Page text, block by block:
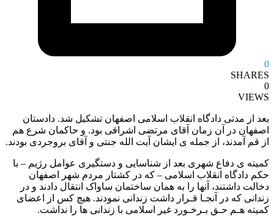
0
SHARES
0
VIEWS
بعد از مدتی دادگاه انقلاب اسلامی اصفهان تشکیل شد. دادستان
اصفهان در آن زمان آقای مرتضی اشراقی بود. و حاکمان شرع هم
از قم آمدند، از جمله ی ایشان آیت الله جنتی و آقای بروجردی بودند.
کمیته ی دفاع شهری بعد از شناسایی و دستگیری عوامل رژیم – با
حکم دادگاه انقلاب اسلامی – که در کشتار مردم شهر اصفهان
دخالت داشتند، آنها را به همان ساختمان ساواک انتقال دادند و در
زندانی که در آنجـا قـرار داشت زندانی نمودند. هیچ کس از اعضای
کمیته هـم حـق بـرخـورد غیر اسلامی با زندانی ها را نداشت.